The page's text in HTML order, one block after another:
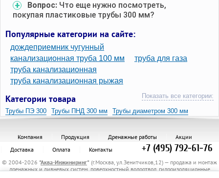
Вопрос: Что еще нужно посмотреть,
покупая пластиковые трубы 300 мм?
Популярные категории на сайте:
дождеприемник чугунный
канализационная труба 100 мм
труба для газа
труба канализационная
труба канализационная рыжая
Категории товара Показать все категории:
Трубы ПЭ 300 Трубы ПНД 300 мм Трубы диаметром 300 мм
Компания
Продукция Дренажные работы
Акции
Доставка
Оплата Контакты +7 (495) 792-61-76
© 2004-2026 "Аква-Инжиниринг" (г.Москва, ул.Зенитчиков,12) — продажа и монтаж
дренажных и ливневых систем, поверхностный водоотвод, гидроизоляционные